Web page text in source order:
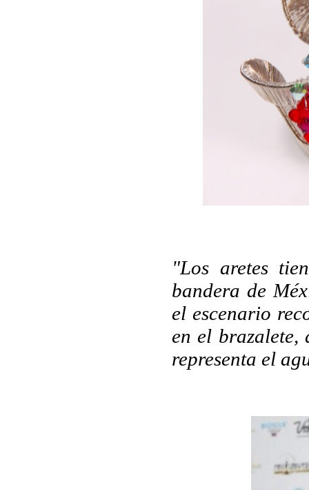
"Los aretes
bandera de
el escenario
en el brazalete,
representa el